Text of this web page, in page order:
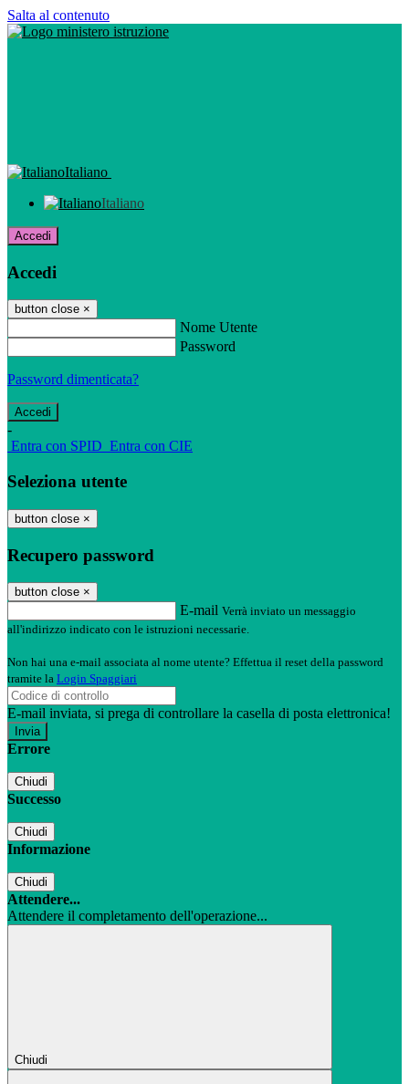
Salta al contenuto
Italiano
Italiano
Accedi
Accedi
button close ×
Nome Utente
Password
Password dimenticata?
-
Entra con SPID Entra con CIE
Seleziona utente
button close ×
Recupero password
button close ×
E-mail Verrà inviato un messaggio
all'indirizzo indicato con le istruzioni necessarie.
Non hai una e-mail associata al nome utente? Effettua il reset della password
tramite la Login Spaggiari
E-mail inviata, si prega di controllare la casella di posta elettronica!
Errore
Chiudi
Successo
Chiudi
Informazione
Chiudi
Attendere...
Attendere il completamento dell'operazione...
Chiudi